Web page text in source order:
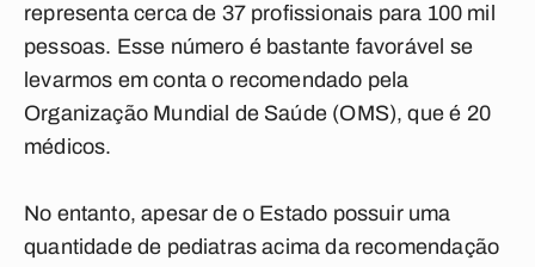
representa cerca de 37 profissionais para 100 mil
pessoas. Esse número é bastante favorável se
levarmos em conta o recomendado pela
Organização Mundial de Saúde (OMS), que é 20
médicos.
No entanto, apesar de o Estado possuir uma
quantidade de pediatras acima da recomendação